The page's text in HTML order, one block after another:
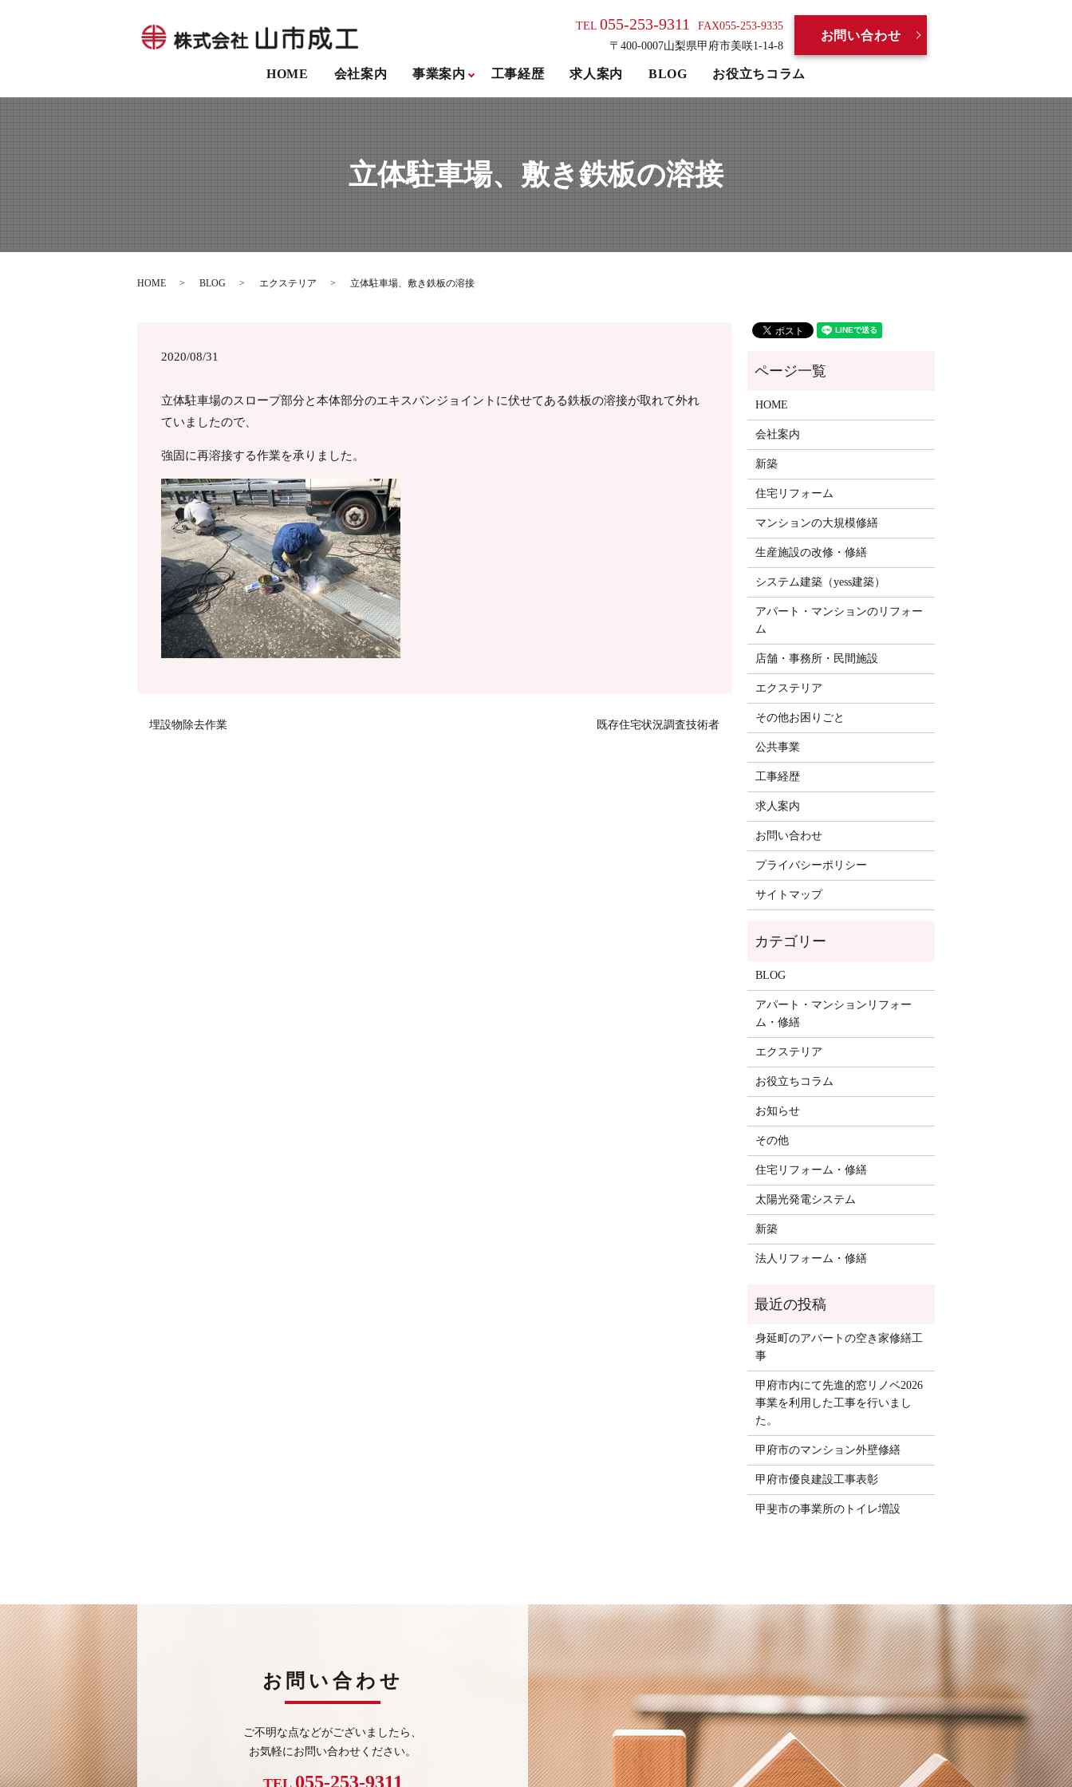
HOME 会社案内 事業案内 工事経歴 求人案内 BLOG お役立ちコラム
TEL055-253-9311
FAX055-253-9335
〒400-0007山梨県甲府市美咲1-14-8
お問い合わせ
立体駐車場、敷き鉄板の溶接
HOME BLOG エクステリア 立体駐車場、敷き鉄板の溶接
2020/08/31
立体駐車場のスロープ部分と本体部分のエキスパンジョイントに伏せてある鉄板の溶接が取れて外れ
ていましたので、
強固に再溶接する作業を承りました。
埋設物除去作業 既存住宅状況調査技術者
HOME
会社案内
新築
住宅リフォーム
マンションの大規模修繕
生産施設の改修・修繕
システム建築（yess建築）
アパート・マンションのリフォー
ム
店舗・事務所・民間施設
エクステリア
その他お困りごと
公共事業
工事経歴
求人案内
お問い合わせ
プライバシーポリシー
サイトマップ
BLOG
アパート・マンションリフォー
ム・修繕
エクステリア
お役立ちコラム
お知らせ
その他
住宅リフォーム・修繕
太陽光発電システム
新築
法人リフォーム・修繕
身延町のアパートの空き家修繕工
事
甲府市内にて先進的窓リノベ2026
事業を利用した工事を行いまし
た。
甲府市のマンション外壁修繕
甲府市優良建設工事表彰
甲斐市の事業所のトイレ増設
お問い合わせ
ご不明な点などがございましたら、
お気軽にお問い合わせください。
TEL 055-253-9311